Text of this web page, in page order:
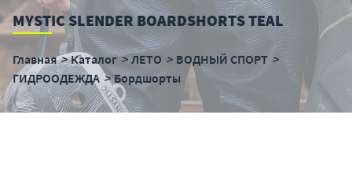
MYSTIC SLENDER BOARDSHORTS TEAL
Главная Каталог ЛЕТО
ВОДНЫЙ СПОРТ
ГИДРООДЕЖДА
Бордшорты